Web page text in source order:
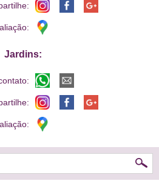
Jardins: